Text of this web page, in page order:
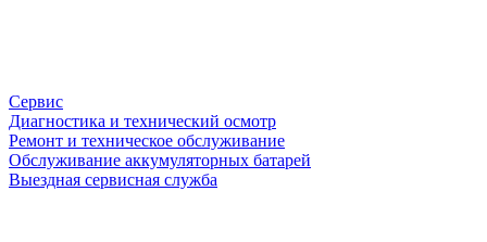
Сервис
Диагностика и технический осмотр
Ремонт и техническое обслуживание
Обслуживание аккумуляторных батарей
Выездная сервисная служба